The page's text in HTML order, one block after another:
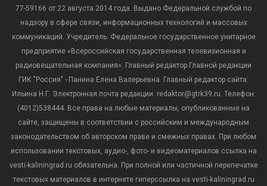
77-59166 от 22 августа 2014 года. Выдано Федеральной службой по
надзору в сфере связи, информационных технологий и массовых
коммуникаций. Учредитель: Федеральное государственное унитарное
предприятие «Всероссийская государственная телевизионная и
радиовещательная компания». Главный редактор Главной редакции
ГИК "Россия" - Панина Елена Валерьевна. Главный редактор сайта:
Ильина Н.Г. Электронная почта редакции: redaktor@gtrk39.ru. Телефон:
(4012)538444. Все права на любые материалы, опубликованные на
сайте, защищены в соответствии с российским и международным
законодательством об авторском праве и смежных правах. При любом
использовании текстовых, аудио-, фото- и видеоматериалов ссылка на
vesti-kaliningrad.ru обязательна. При полной или частичной перепечатке
текстовых материалов в интернете гиперссылка на vesti-kaliningrad.ru